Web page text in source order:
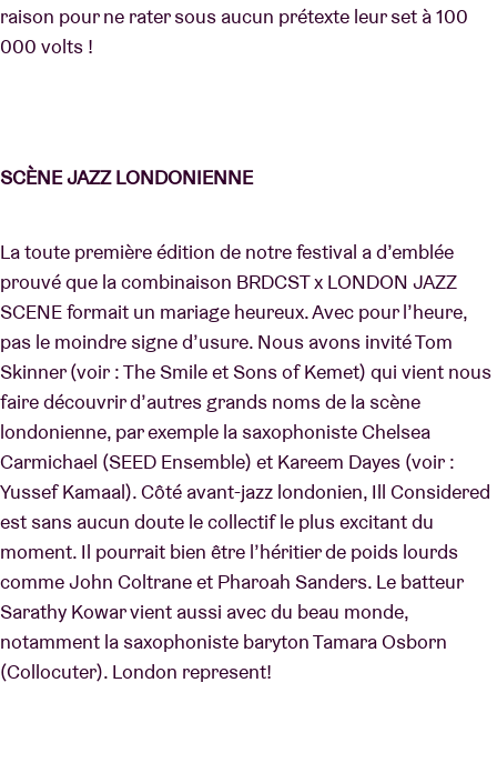
raison pour ne rater sous aucun prétexte leur set à 100
000 volts !
SCÈNE JAZZ LONDONIENNE
La toute première édition de notre festival a d’emblée
prouvé que la combinaison BRDCST x LONDON JAZZ
SCENE formait un mariage heureux. Avec pour l’heure,
pas le moindre signe d’usure. Nous avons invité Tom
Skinner (voir : The Smile et Sons of Kemet) qui vient nous
faire découvrir d’autres grands noms de la scène
londonienne, par exemple la saxophoniste Chelsea
Carmichael (SEED Ensemble) et Kareem Dayes (voir :
Yussef Kamaal). Côté avant-jazz londonien, Ill Considered
est sans aucun doute le collectif le plus excitant du
moment. Il pourrait bien être l’héritier de poids lourds
comme John Coltrane et Pharoah Sanders. Le batteur
Sarathy Kowar vient aussi avec du beau monde,
notamment la saxophoniste baryton Tamara Osborn
(Collocuter). London represent!